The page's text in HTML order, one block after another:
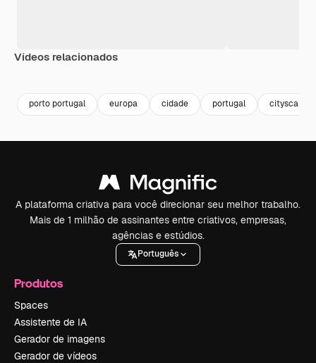
Vídeos relacionados
porto portugal europa cidade portugal cityscape
A plataforma criativa para você direcionar seu melhor trabalho.
Mais de 1 milhão de assinantes entre criativos, empresas,
agências e estúdios.
Português
Produtos
Spaces
Assistente de IA
Gerador de imagens
Gerador de vídeos